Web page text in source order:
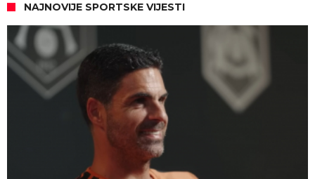
NAJNOVIJE SPORTSKE VIJESTI